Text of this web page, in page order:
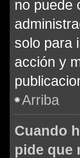
no puede
solo para
acción y
Arriba
Cuando
pide que